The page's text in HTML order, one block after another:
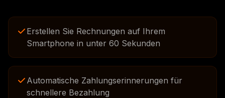
Erstellen Sie Rechnungen auf Ihrem
Smartphone in unter 60 Sekunden
Automatische Zahlungserinnerungen für
schnellere Bezahlung